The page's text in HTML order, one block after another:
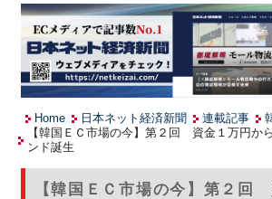
Home 日本ネット経済新聞 連載記事
【韓国ＥＣ市場の今】第２回 資金１万円か
ンド誕生
【韓国ＥＣ市場の今】第２回